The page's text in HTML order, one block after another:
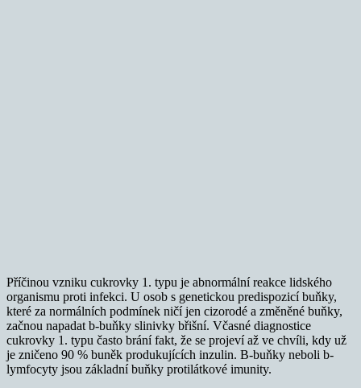
Příčinou vzniku cukrovky 1. typu je abnormální reakce lidského
organismu proti infekci. U osob s genetickou predispozicí buňky,
které za normálních podmínek ničí jen cizorodé a změněné buňky,
začnou napadat b-buňky slinivky břišní. Včasné diagnostice
cukrovky 1. typu často brání fakt, že se projeví až ve chvíli, kdy už
je zničeno 90 % buněk produkujících inzulin. B-buňky neboli b-
lymfocyty jsou základní buňky protilátkové imunity.